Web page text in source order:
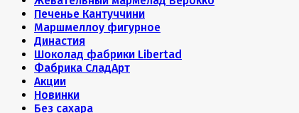
Печенье Кантуччини
Маршмеллоу фигурное
Династия
Шоколад фабрики Libertad
Фабрика СладАрт
Акции
Новинки
Без сахара